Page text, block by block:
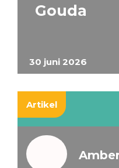
30 juni 2026
Gouda
Artikel